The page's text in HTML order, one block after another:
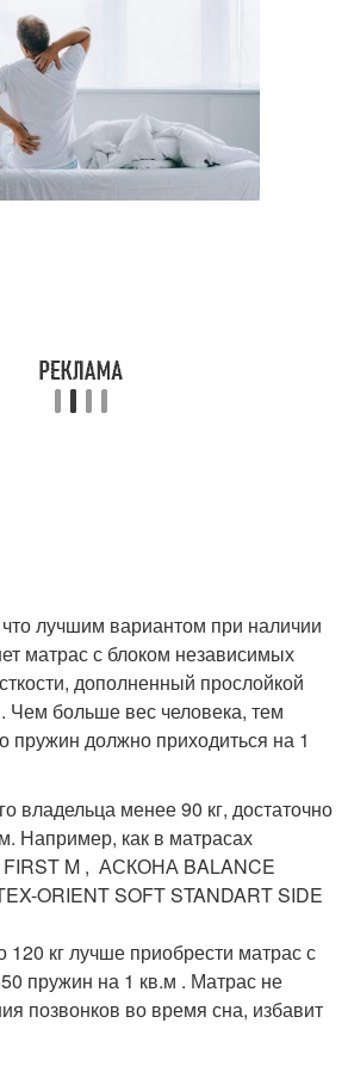
лучшим вариантом при наличии
матрас с блоком независимых
дополненный прослойкой
больше вес человека, тем
пружин должно приходиться на 1
владельца менее 90 кг, достаточно
Например, как в матрасах
FIRST M , АСКОНА BALANCE
ORIENT SOFT STANDART SIDE
120 кг лучше приобрести матрас с
пружин на 1 кв.м . Матрас не
позвонков во время сна, избавит